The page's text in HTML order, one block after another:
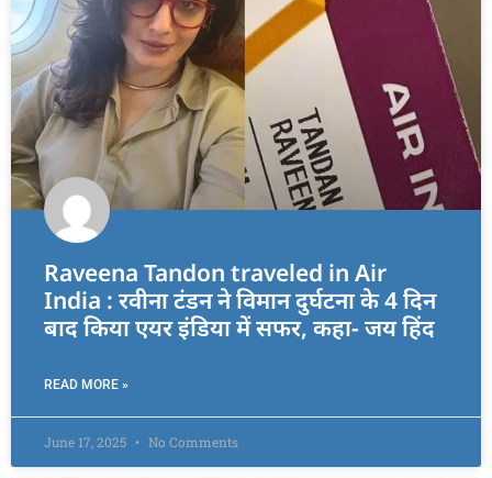
Raveena Tandon traveled in Air
India : रवीना टंडन ने विमान दुर्घटना के 4 दिन
बाद किया एयर इंडिया में सफर, कहा- जय हिंद
READ MORE »
June 17, 2025 No Comments